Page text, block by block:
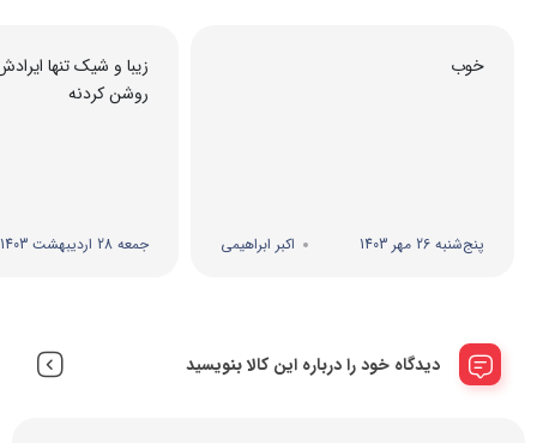
خوب
پنج‌شنبه 26 مهر 1403 اکبر ابراهیمی
زیبا و شیک تنها
روشن کردنه
جمعه 28 اردیبهشت 1403
دیدگاه خود را درباره این کالا بنویسید